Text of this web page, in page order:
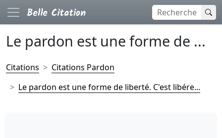
Le pardon est une forme de ...
Citations
Citations Pardon
Le pardon est une forme de liberté. C'est libére...